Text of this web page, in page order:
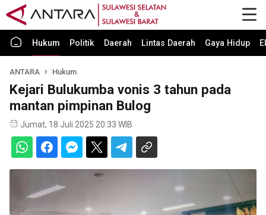
Hukum Politik Daerah Lintas Daerah Gaya Hidup
ANTARA Hukum
Kejari Bulukumba vonis 3 tahun pada
mantan pimpinan Bulog
Jumat, 18 Juli 2025 20:33 WIB